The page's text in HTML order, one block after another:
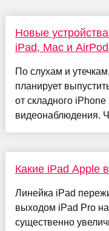
Новые
iPad, Mac и
По слухам и
планирует
от складного
видеонаблюдения.
Какие iPad Apple
Линейка iPad
выходом iPad Pro
существенно